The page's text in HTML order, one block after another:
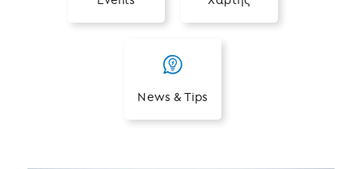
News & Tips